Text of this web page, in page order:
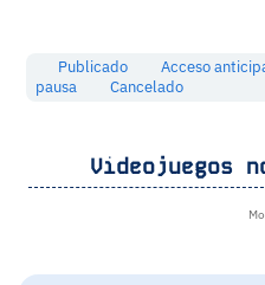
Publicado Acceso
pausa
Cancelado
Videojuegos